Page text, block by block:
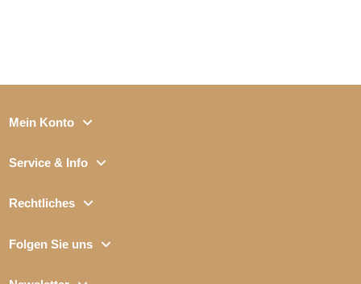
Mein Konto
Service & Info
Rechtliches
Folgen Sie uns